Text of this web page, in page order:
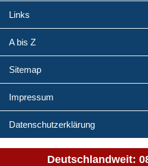
Links
A bis Z
Sitemap
Impressum
Datenschutzerklärung
Deutschlandweit: